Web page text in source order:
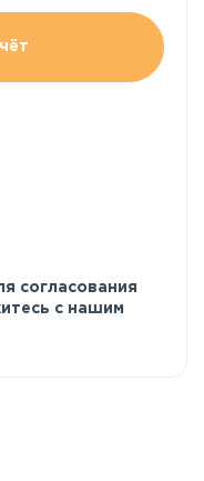
согласования
с нашим